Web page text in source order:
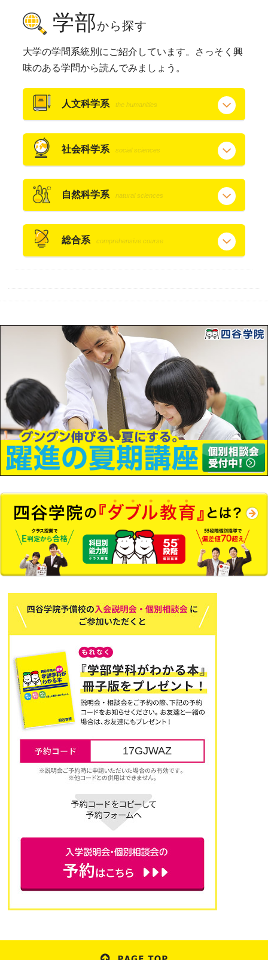
学部から探す
大学の学問系統別にご紹介しています。さっそく興
味のある学問から読んでみましょう。
人文科学系 the humanities
社会科学系 social sciences
自然科学系 natural sciences
総合系 comprehensive course
17GJWAZ